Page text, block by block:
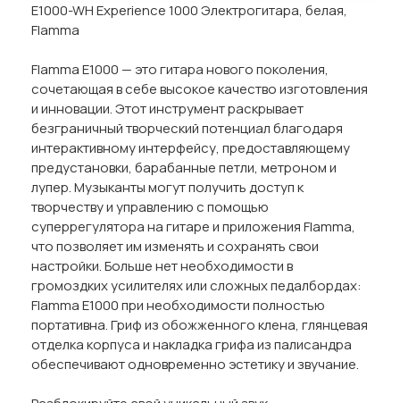
E1000-WH Experience 1000 Электрогитара, белая,
Flamma
Flamma E1000 — это гитара нового поколения,
сочетающая в себе высокое качество изготовления
и инновации. Этот инструмент раскрывает
безграничный творческий потенциал благодаря
интерактивному интерфейсу, предоставляющему
предустановки, барабанные петли, метроном и
лупер. Музыканты могут получить доступ к
творчеству и управлению с помощью
суперрегулятора на гитаре и приложения Flamma,
что позволяет им изменять и сохранять свои
настройки. Больше нет необходимости в
громоздких усилителях или сложных педалбордах:
Flamma E1000 при необходимости полностью
портативна. Гриф из обожженного клена, глянцевая
отделка корпуса и накладка грифа из палисандра
обеспечивают одновременно эстетику и звучание.